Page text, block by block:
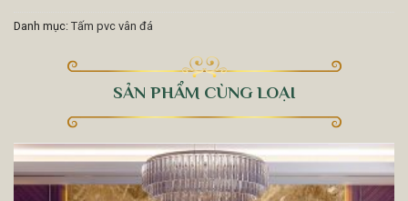
Danh mục: Tấm pvc vân đá
SẢN PHẨM CÙNG LOẠI